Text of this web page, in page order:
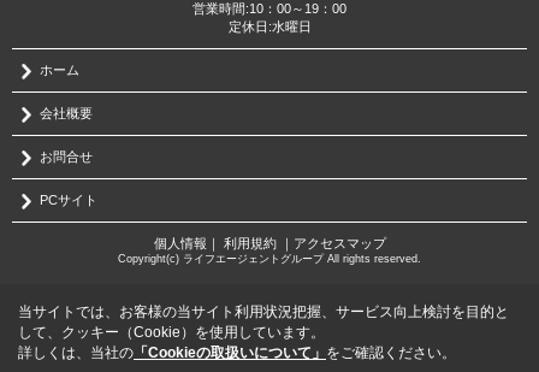
営業時間:10：00～19：00
定休日:水曜日
ホーム
会社概要
お問合せ
PCサイト
個人情報 利用規約｜ アクセスマップ
Copyright(c) ライフエージェントグループ All rights reserved.
当サイトでは、お客様の当サイト利用状況把握、サービス向上検討を目的と
して、クッキー（Cookie）を使用しています。
詳しくは、当社の 「Cookieの取扱いについて」 をご確認ください。